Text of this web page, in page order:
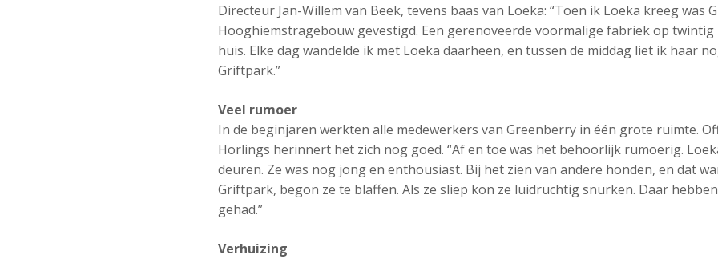
Directeur Jan-Willem van Beek, tevens baas van Loeka: “Toen ik Loeka kreeg was
Hooghiemstragebouw gevestigd. Een gerenoveerde voormalige fabriek op
huis. Elke dag wandelde ik met Loeka daarheen, en tussen de middag liet ik haar
Griftpark.”
Veel rumoer
In de beginjaren werkten alle medewerkers van Greenberry in één grote ruimte.
Horlings herinnert het zich nog goed. “Af en toe was het behoorlijk rumoerig.
deuren. Ze was nog jong en enthousiast. Bij het zien van andere honden, en dat
Griftpark, begon ze te blaffen. Als ze sliep kon ze luidruchtig snurken. Daar
gehad.”
Verhuizing